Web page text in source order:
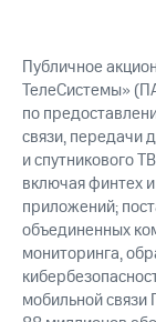
развитие
деловая этика
На главную
Публичное
ТелеСистемы»
по
связи, передачи
и спутникового
включая финтех
приложений;
объединенных
мониторинга,
мобильной связи